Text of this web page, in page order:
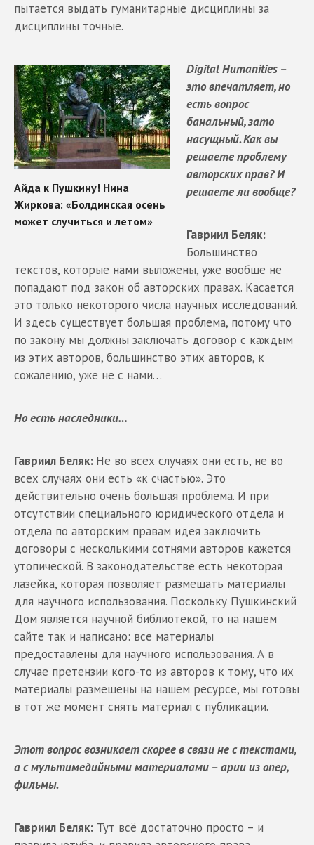
пытается выдать гуманитарные дисциплины за
дисциплины точные.
Digital Humanities –
это впечатляет, но
есть вопрос
банальный, зато
насущный. Как вы
решаете проблему
авторских прав? И
решаете ли вообще?
Гавриил Беляк:
Большинство
текстов, которые нами выложены, уже вообще не
попадают под закон об авторских правах. Касается
это только некоторого числа научных исследований.
И здесь существует большая проблема, потому что
по закону мы должны заключать договор с каждым
из этих авторов, большинство этих авторов, к
сожалению, уже не с нами…
Но есть наследники…
Гавриил Беляк: Не во всех случаях они есть, не во
всех случаях они есть «к счастью». Это
действительно очень большая проблема. И при
отсутствии специального юридического отдела и
отдела по авторским правам идея заключить
договоры с несколькими сотнями авторов кажется
утопической. В законодательстве есть некоторая
лазейка, которая позволяет размещать материалы
для научного использования. Поскольку Пушкинский
Дом является научной библиотекой, то на нашем
сайте так и написано: все материалы
предоставлены для научного использования. А в
случае претензии кого-то из авторов к тому, что их
материалы размещены на нашем ресурсе, мы готовы
в тот же момент снять материал с публикации.
Этот вопрос возникает скорее в связи не с текстами,
а с мультимедийными материалами – арии из опер,
фильмы.
Гавриил Беляк: Тут всё достаточно просто – и